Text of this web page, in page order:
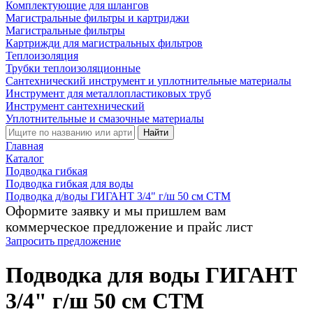
Комплектующие для шлангов
Магистральные фильтры и картриджи
Магистральные фильтры
Картрижди для магистральных фильтров
Теплоизоляция
Трубки теплоизоляционные
Сантехнический инструмент и уплотнительные материалы
Инструмент для металлопластиковых труб
Инструмент сантехнический
Уплотнительные и смазочные материалы
Найти
Главная
Каталог
Подводка гибкая
Подводка гибкая для воды
Подводка д/воды ГИГАНТ 3/4" г/ш 50 cм CTM
Оформите заявку и мы пришлем вам
коммерческое предложение и прайс лист
Запросить предложение
Подводка для воды ГИГАНТ
3/4" г/ш 50 cм CTM